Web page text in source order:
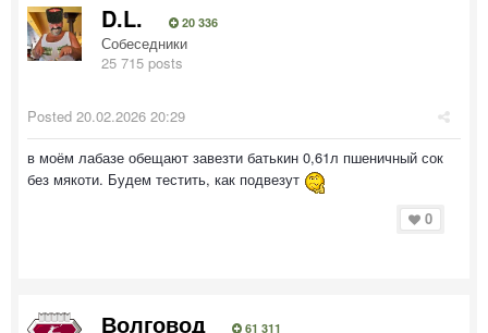
D.L. 20 336
Собеседники
25 715 posts
Posted 20.02.2026 20:29
в моём лабазе обещают завезти батькин 0,61л пшеничный сок
без мякоти. Будем тестить, как подвезут
0
Волговод 61 311